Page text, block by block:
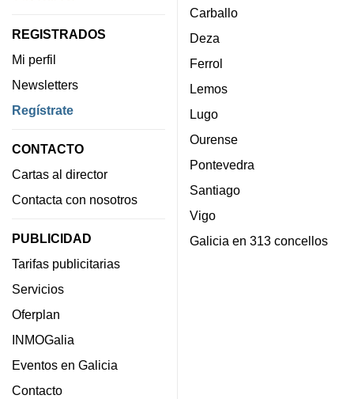
REGISTRADOS
Mi perfil
Newsletters
Regístrate
CONTACTO
Cartas al director
Contacta con nosotros
PUBLICIDAD
Tarifas publicitarias
Servicios
Oferplan
INMOGalia
Eventos en Galicia
Contacto
Carballo
Deza
Ferrol
Lemos
Lugo
Ourense
Pontevedra
Santiago
Vigo
Galicia en 313 concellos